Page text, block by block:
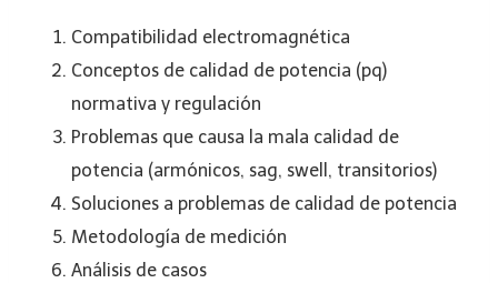
Compatibilidad electromagnética
Conceptos de calidad de potencia (pq)
normativa y regulación
Problemas que causa la mala calidad de
potencia (armónicos, sag, swell, transitorios)
Soluciones a problemas de calidad de potencia
Metodología de medición
Análisis de casos